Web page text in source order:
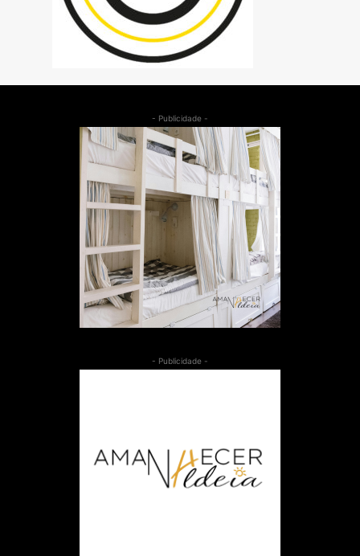
- Publicidade -
- Publicidade -